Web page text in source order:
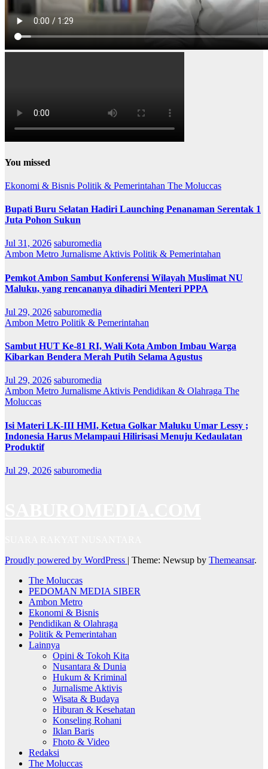
You missed
Ekonomi & Bisnis Politik & Pemerintahan The Moluccas
Bupati Buru Selatan Hadiri Launching Penanaman Serentak 1
Juta Pohon Sukun
Jul 31, 2026 saburomedia
Ambon Metro Jurnalisme Aktivis Politik & Pemerintahan
Pemkot Ambon Sambut Konferensi Wilayah Muslimat NU
Maluku, yang rencananya dihadiri Menteri PPPA
Jul 29, 2026 saburomedia
Ambon Metro Politik & Pemerintahan
Sambut HUT Ke-81 RI, Wali Kota Ambon Imbau Warga
Kibarkan Bendera Merah Putih Selama Agustus
Jul 29, 2026 saburomedia
Ambon Metro Jurnalisme Aktivis Pendidikan & Olahraga The
Moluccas
Isi Materi LK-III HMI, Ketua Golkar Maluku Umar Lessy ;
Indonesia Harus Melampaui Hilirisasi Menuju Kedaulatan
Produktif
Jul 29, 2026 saburomedia
Proudly powered by WordPress | Theme: Newsup by Themeansar.
The Moluccas
PEDOMAN MEDIA SIBER
Ambon Metro
Ekonomi & Bisnis
Pendidikan & Olahraga
Politik & Pemerintahan
Lainnya
Opini & Tokoh Kita
Nusantara & Dunia
Hukum & Kriminal
Jurnalisme Aktivis
Wisata & Budaya
Hiburan & Kesehatan
Konseling Rohani
Iklan Baris
Fhoto & Video
Redaksi
The Moluccas